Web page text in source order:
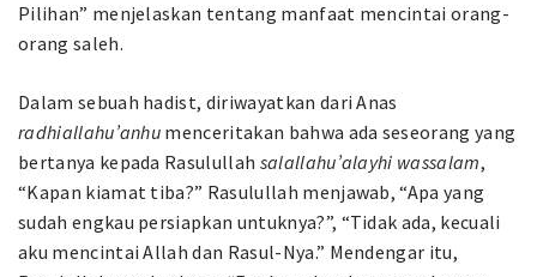
Pilihan” menjelaskan tentang manfaat mencintai orang-
orang saleh.
Dalam sebuah hadist, diriwayatkan dari Anas
radhiallahu’anhu menceritakan bahwa ada seseorang yang
bertanya kepada Rasulullah salallahu’alayhi wassalam,
“Kapan kiamat tiba?” Rasulullah menjawab, “Apa yang
sudah engkau persiapkan untuknya?”, “Tidak ada, kecuali
aku mencintai Allah dan Rasul-Nya.” Mendengar itu,